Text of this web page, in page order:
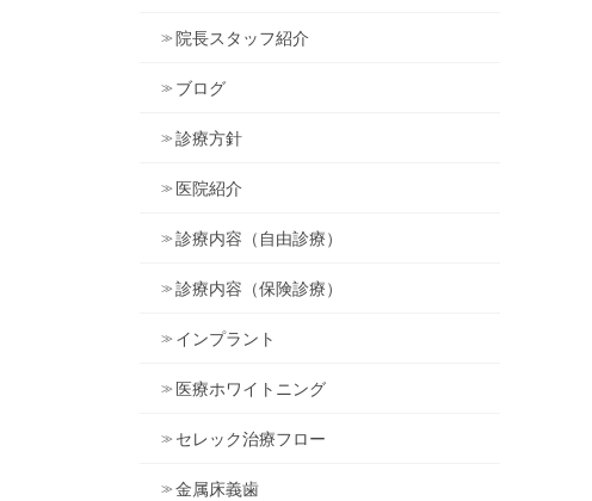
院長スタッフ紹介
ブログ
診療方針
医院紹介
診療内容（自由診療）
診療内容（保険診療）
インプラント
医療ホワイトニング
セレック治療フロー
金属床義歯